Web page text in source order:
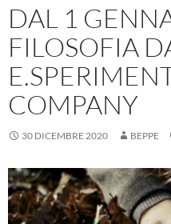
DAL 1
FILOSOFIA
COMPANY
30 DICEMBRE 2020 BEPPE